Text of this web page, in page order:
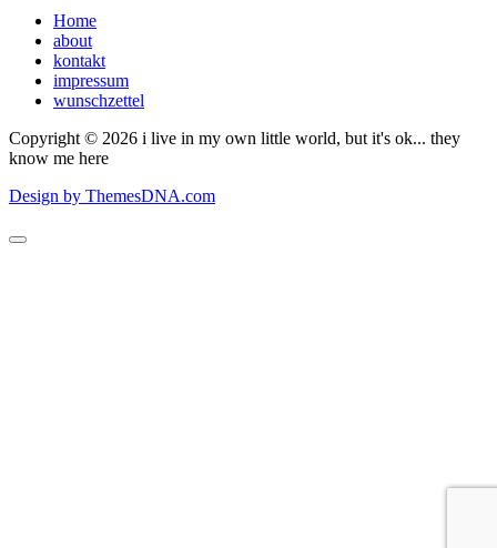
Home
about
kontakt
impressum
wunschzettel
Copyright © 2026 i live in my own little world, but it's ok... they
know me here
Design by ThemesDNA.com
Scroll